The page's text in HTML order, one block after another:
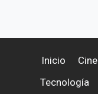
Inicio Cine
Tecnología